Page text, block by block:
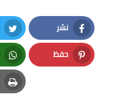
نشر
Facebook
حفظ
Pinterest